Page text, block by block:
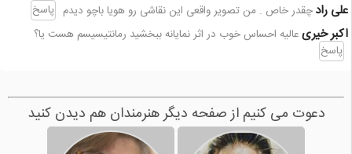
علی رادچقدر خاص . من تصویر واقعی این نقاشی رو هویا باچو دیدم پاسخ
اکبر خیریعالیه احساس خوب در اثر نمایانه ببخشید رمانتیسیسم هست یا؟
پاسخ
دعوت می کنیم از صفحه دیگر هنرمندان هم دیدن کنید